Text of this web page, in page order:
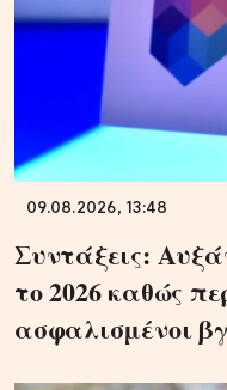
09.08.2026, 13:48
Συντάξεις:
το 2026 καθώς
ασφαλισμένοι